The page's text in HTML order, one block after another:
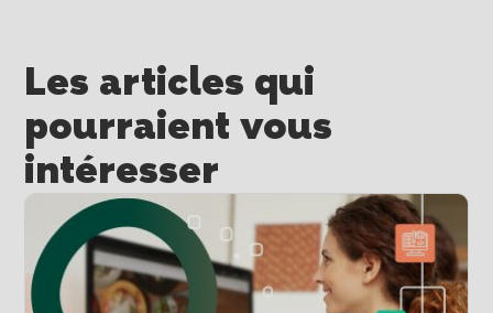
Les articles qui
pourraient vous
intéresser